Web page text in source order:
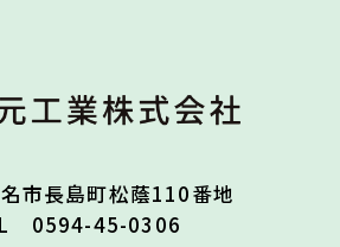
市長島町松蔭110番地
0594-45-0306